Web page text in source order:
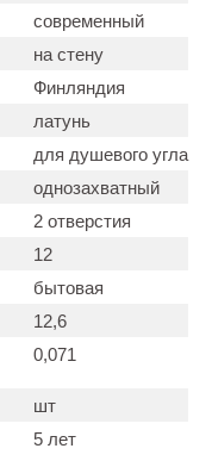
современный
на стену
Финляндия
латунь
для душевого угла
однозахватный
2 отверстия
12
бытовая
12,6
0,071
шт
5 лет